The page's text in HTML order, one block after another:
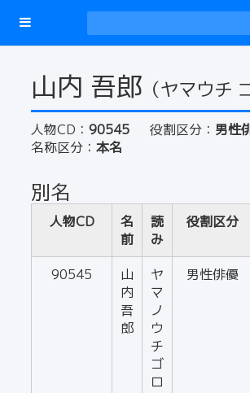
山内 吾郎 （ヤマウチ
人物CD： 90545 役割区分： 男性
名称区分： 本名
別名
人物CD
名
前
読
み
役割区分
90545
山
内
吾
郎
ヤ
マ
ノ
ウ
チ
ゴ
ロ
男性俳優